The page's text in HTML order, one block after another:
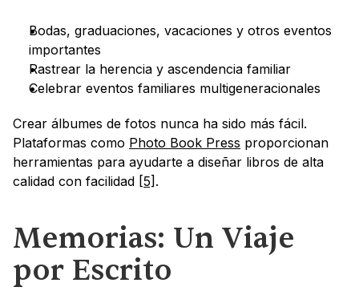
Bodas, graduaciones, vacaciones y otros eventos
importantes
Rastrear la herencia y ascendencia familiar
Celebrar eventos familiares multigeneracionales
Crear álbumes de fotos nunca ha sido más fácil.
Plataformas como Photo Book Press proporcionan
herramientas para ayudarte a diseñar libros de alta
calidad con facilidad [5] .
Memorias: Un Viaje
por Escrito